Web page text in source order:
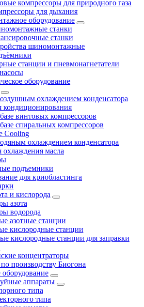
компрессоры для природного газа
для дыхания
оборудование
станки
станки
шиномонтажные
станции и пневмонагнетатели
оборудование
охлаждением конденсатора
кондиционирования
винтовых компрессоров
спиральных компрессоров
Cooling
охлаждением конденсатора
охлаждения масла
подъемники
для криобластинга
и кислорода
азота
водорода
азотные станции
кислородные станции
кислородные станции для заправки
концентраторы
производству Биогона
аппараты
типа
типа